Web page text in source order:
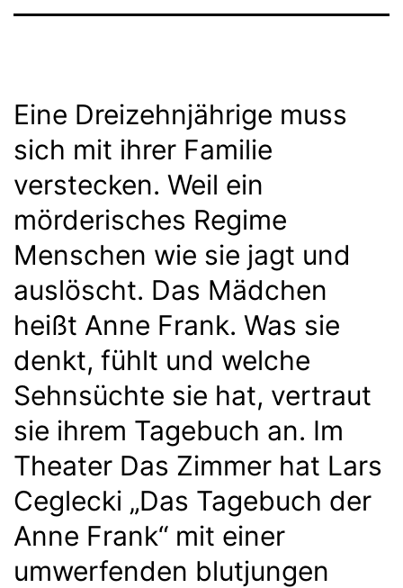
Eine Dreizehnjährige muss
sich mit ihrer Familie
verstecken. Weil ein
mörderisches Regime
Menschen wie sie jagt und
auslöscht. Das Mädchen
heißt Anne Frank. Was sie
denkt, fühlt und welche
Sehnsüchte sie hat, vertraut
sie ihrem Tagebuch an. Im
Theater Das Zimmer hat Lars
Ceglecki „Das Tagebuch der
Anne Frank“ mit einer
umwerfenden blutjungen